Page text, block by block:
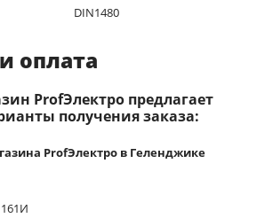
DIN1480
оплата
ProfЭлектро предлагает
получения заказа:
ProfЭлектро в Геленджике